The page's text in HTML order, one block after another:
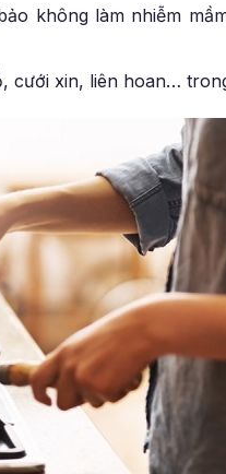
không làm nhiễm
cưới xin, liên hoan…